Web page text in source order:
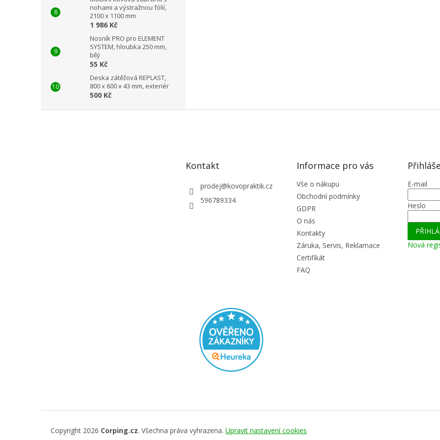
nohami a výstražnou fólií,
2100 x 1100 mm
1 986 Kč
Nosník PRO pro ELEMENT
SYSTEM, hloubka 250 mm,
bílý
55 Kč
Deska zátěžová REPLAST,
800 x 600 x 43 mm, exteriér
500 Kč
Kontakt
prodej@kovopraktik.cz
596789334
Informace pro vás
Vše o nákupu
Obchodní podmínky
GDPR
O nás
Kontakty
Záruka, Servis, Reklamace
Certifikát
FAQ
E-mail
Heslo
Nová
Copyright 2026 Corping.cz. Všechna práva vyhrazena. Upravit nastavení cookies